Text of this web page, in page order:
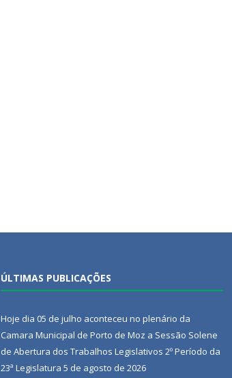
ÚLTIMAS PUBLICAÇÕES
Hoje dia 05 de julho aconteceu no plenário da
Camara Municipal de Porto de Moz a Sessão Solene
de Abertura dos Trabalhos Legislativos 2º Período da
23ª Legislatura 5 de agosto de 2026